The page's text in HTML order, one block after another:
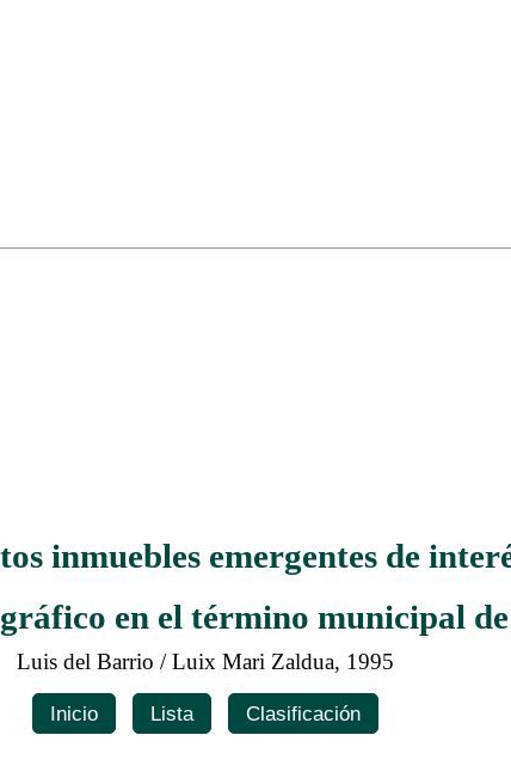
inmuebles emergentes de
en el término municipal
Luis del Barrio / Luix Mari Zaldua, 1995
Inicio Lista Clasificación